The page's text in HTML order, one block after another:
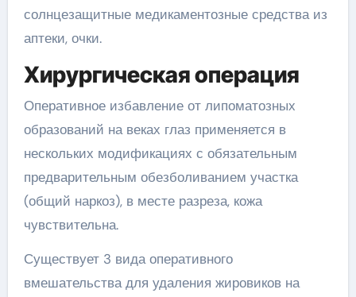
солнцезащитные медикаментозные средства из
аптеки, очки.
Хирургическая операция
Оперативное избавление от липоматозных
образований на веках глаз применяется в
нескольких модификациях с обязательным
предварительным обезболиванием участка
(общий наркоз), в месте разреза, кожа
чувствительна.
Существует 3 вида оперативного
вмешательства для удаления жировиков на